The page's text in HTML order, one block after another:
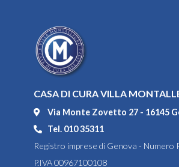
CASA DI CURA VILLA
Via Monte Zovetto 27 - 16145
Tel. 010 35311
Registro imprese di Genova - Numero
P.IVA 00967100108